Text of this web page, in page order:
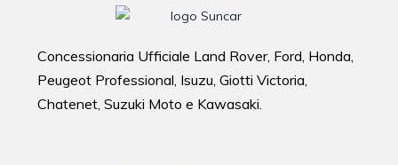
Concessionaria Ufficiale Land Rover, Ford, Honda,
Peugeot Professional, Isuzu, Giotti Victoria,
Chatenet, Suzuki Moto e Kawasaki.